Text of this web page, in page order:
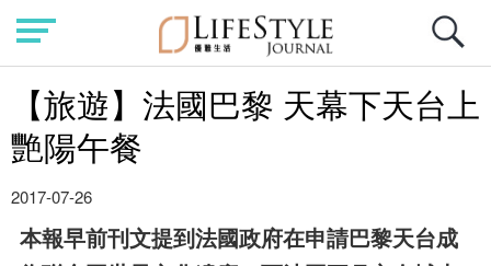
【旅遊】法國巴黎 天幕下天台上
艷陽午餐
2017-07-26
本報早前刊文提到法國政府在申請巴黎天台成